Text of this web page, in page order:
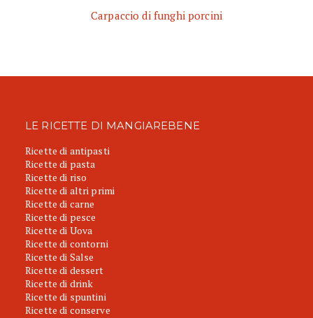
Carpaccio di funghi porcini
LE RICETTE DI MANGIAREBENE
Ricette di antipasti
Ricette di pasta
Ricette di riso
Ricette di altri primi
Ricette di carne
Ricette di pesce
Ricette di Uova
Ricette di contorni
Ricette di Salse
Ricette di dessert
Ricette di drink
Ricette di spuntini
Ricette di conserve